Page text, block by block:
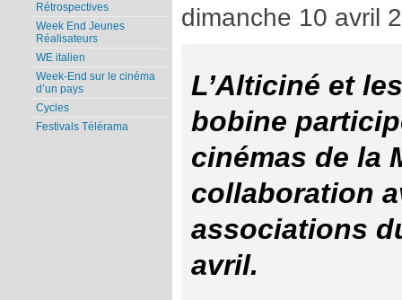
dimanche 10 avril
L’Alticiné et
bobine
cinémas de la
collaboration
associations
avril.
Rétrospectives
Week End Jeunes
Réalisateurs
WE italien
Week-End sur le cinéma
d’un pays
Cycles
Festivals Télérama